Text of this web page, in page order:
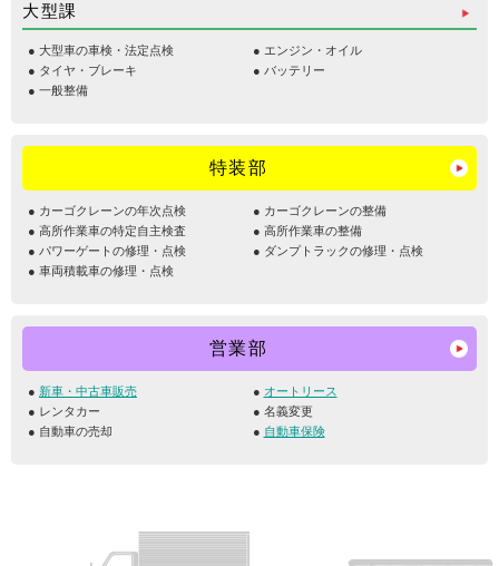
大型課
大型車の車検・法定点検
エンジン・オイル
タイヤ・ブレーキ
バッテリー
一般整備
特装部
カーゴクレーンの年次点検
カーゴクレーンの整備
高所作業車の特定自主検査
高所作業車の整備
パワーゲートの修理・点検
ダンプトラックの修理・点検
車両積載車の修理・点検
営業部
新車・中古車販売
オートリース
レンタカー
名義変更
自動車の売却
自動車保険